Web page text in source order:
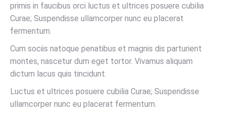
primis in faucibus orci luctus et ultrices posuere cubilia
Curae; Suspendisse ullamcorper nunc eu placerat
fermentum.
Cum sociis natoque penatibus et magnis dis parturient
montes, nascetur dum eget tortor. Vivamus aliquam
dictum lacus quis tincidunt.
Luctus et ultrices posuere cubilia Curae; Suspendisse
ullamcorper nunc eu placerat fermentum.